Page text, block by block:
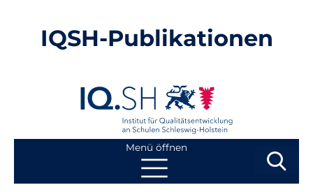
IQSH-Publikationen
Menü öffnen